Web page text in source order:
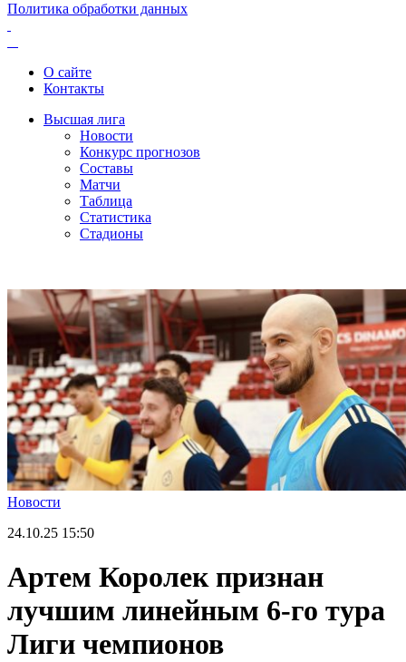
Политика обработки данных
О сайте
Контакты
Высшая лига
Новости
Конкурс прогнозов
Составы
Матчи
Таблица
Статистика
Стадионы
Новости
24.10.25 15:50
Артем Королек признан
лучшим линейным 6-го тура
Лиги чемпионов